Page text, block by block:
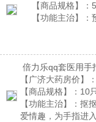
【商品规格】：
【功能主治】：
倍力乐qq套医用手
【广济大药房价】：
【商品规格】： 10
【功能主治】： 抠
爱情趣，为手指进